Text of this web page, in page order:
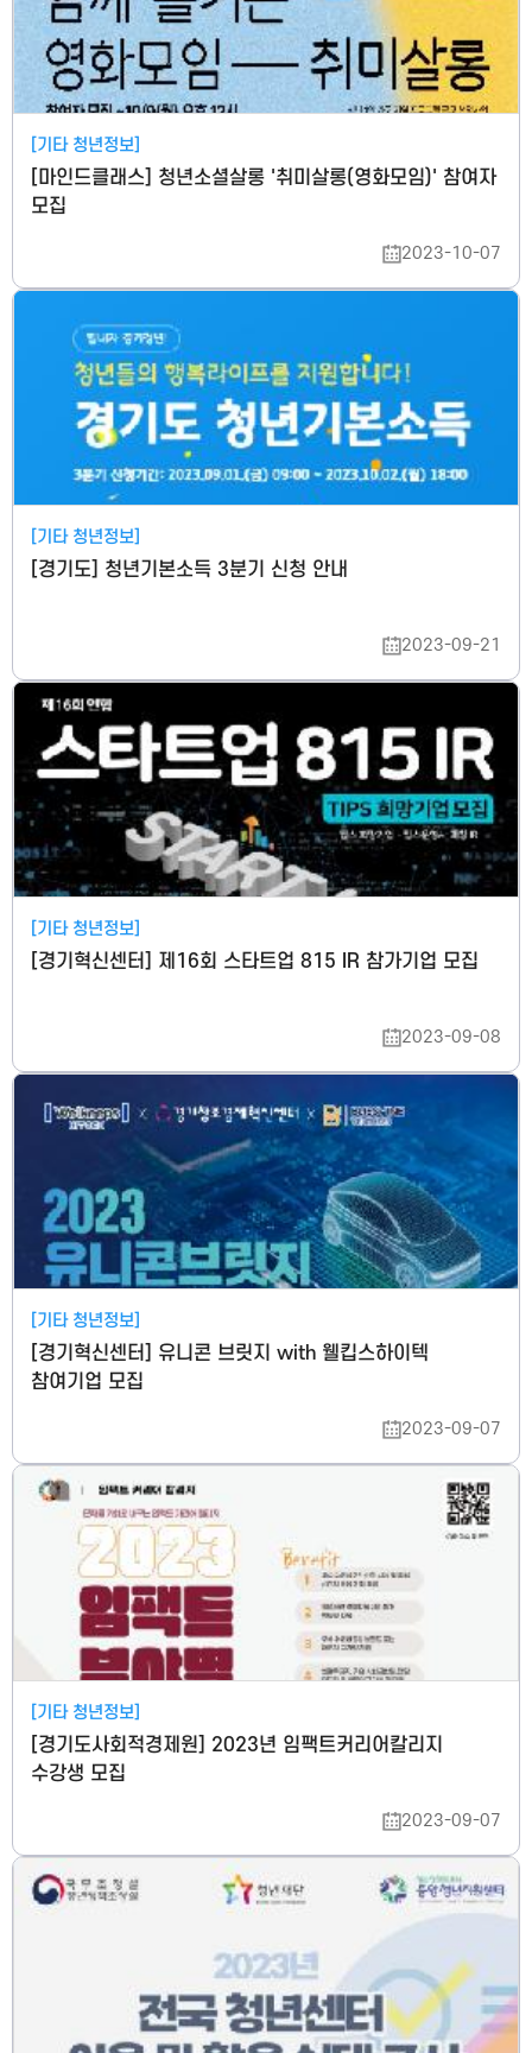
[기타 청년정보]
[마인드클래스] 청년소셜살롱 '취미살롱(영화모임)' 참여자
모집
2023-10-07
[기타 청년정보]
[경기도] 청년기본소득 3분기 신청 안내
2023-09-21
[기타 청년정보]
[경기혁신센터] 제16회 스타트업 815 IR 참가기업 모집
2023-09-08
[기타 청년정보]
[경기혁신센터] 유니콘 브릿지 with 웰킵스하이텍
참여기업 모집
2023-09-07
[기타 청년정보]
[경기도사회적경제원] 2023년 임팩트커리어칼리지
수강생 모집
2023-09-07